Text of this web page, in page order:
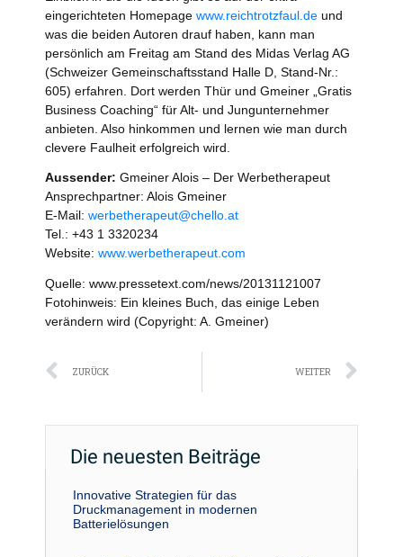
eingerichteten Homepage www.reichtrotzfaul.de und
was die beiden Autoren drauf haben, kann man
persönlich am Freitag am Stand des Midas Verlag AG
(Schweizer Gemeinschaftsstand Halle D, Stand-Nr.:
605) erfahren. Dort werden Thür und Gmeiner „Gratis
Business Coaching“ für Alt- und Jungunternehmer
anbieten. Also hinkommen und lernen wie man durch
clevere Faulheit erfolgreich wird.
Aussender: Gmeiner Alois – Der Werbetherapeut
Ansprechpartner: Alois Gmeiner
E-Mail: werbetherapeut@chello.at
Tel.: +43 1 3320234
Website: www.werbetherapeut.com
Quelle: www.pressetext.com/news/20131121007
Fotohinweis: Ein kleines Buch, das einige Leben
verändern wird (Copyright: A. Gmeiner)
Zurück
ZURÜCK WEITER
Die neuesten Beiträge
Innovative Strategien für das
Druckmanagement in modernen
Batterielösungen